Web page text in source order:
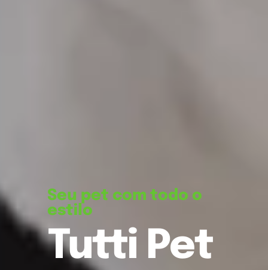
Seu pet com todo o
estilo
Tutti Pet